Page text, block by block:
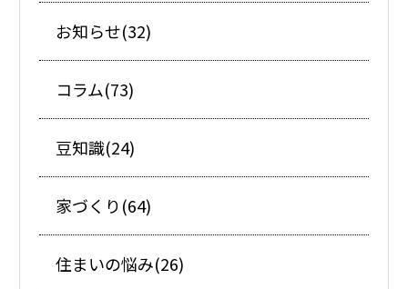
お知らせ(32)
コラム(73)
豆知識(24)
家づくり(64)
住まいの悩み(26)